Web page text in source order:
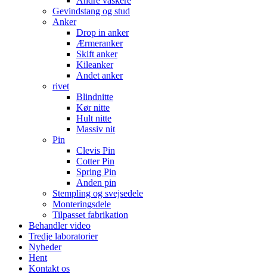
Gevindstang og stud
Anker
Drop in anker
Ærmeranker
Skift anker
Kileanker
Andet anker
rivet
Blindnitte
Kør nitte
Hult nitte
Massiv nit
Pin
Clevis Pin
Cotter Pin
Spring Pin
Anden pin
Stempling og svejsedele
Monteringsdele
Tilpasset fabrikation
Behandler video
Tredje laboratorier
Nyheder
Hent
Kontakt os